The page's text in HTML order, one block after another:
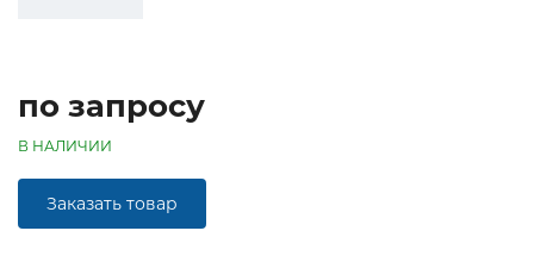
по запросу
В НАЛИЧИИ
Заказать товар